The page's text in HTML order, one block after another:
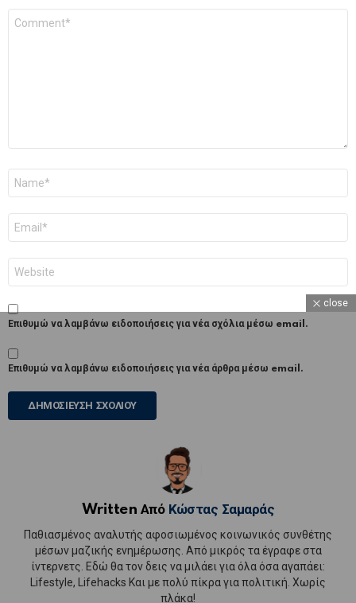
Επιθυμώ να λαμβάνω ειδοποιήσεις για νέα σχόλια μέσω email.
Επιθυμώ να λαμβάνω ειδοποιήσεις για νέα άρθρα μέσω email.
Written Από Κώστας Σαμαράς
Παθιασμένος αναλυτής αφοσιωμένος κοινωνικός συνθέτης
μέσων μαζικής ενημέρωσης. Από μικρός τα έγραφε στα
ίντερνετς. Εδώ θα τον δεις να μιλάει για όλα όσα αγαπάει:
Lifestyle, Lifehacks Και με πολύ πίκρα για πολιτική. Χωρίς
πλάκα!
close